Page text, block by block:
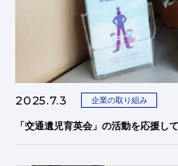
2025.7.3 企業の取り組み
「交通遺児育英会」の活動を応援し